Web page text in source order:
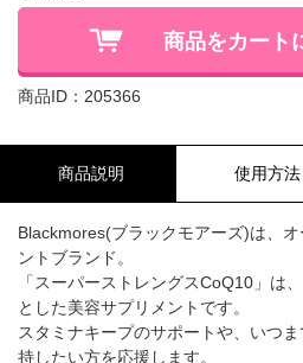
商品をカート
商品ID：205366
商品説明 使用方法
Blackmores(ブラックモアーズ)は、
ントブランド。
「スーパーストレングスCoQ10」は
とした美容サプリメントです。
スタミナキープのサポートや、いつ
持したい方を応援します。